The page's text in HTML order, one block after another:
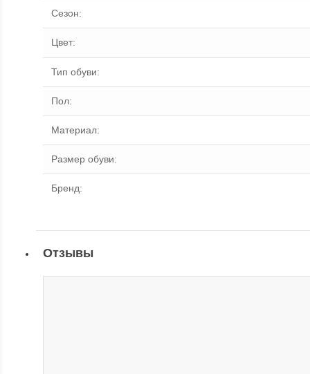
Сезон:
Цвет:
Тип обуви:
Пол:
Материал:
Размер обуви:
Бренд:
Отзывы